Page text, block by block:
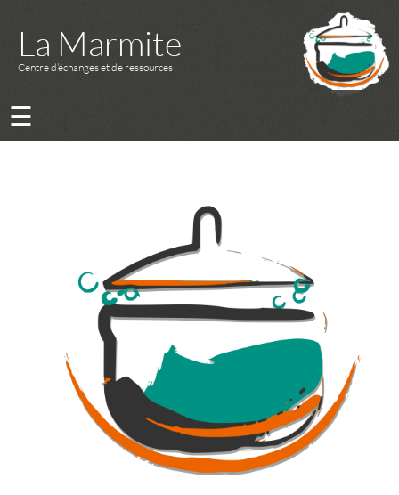
La Marmite
Centre d’échanges et de ressources
☰